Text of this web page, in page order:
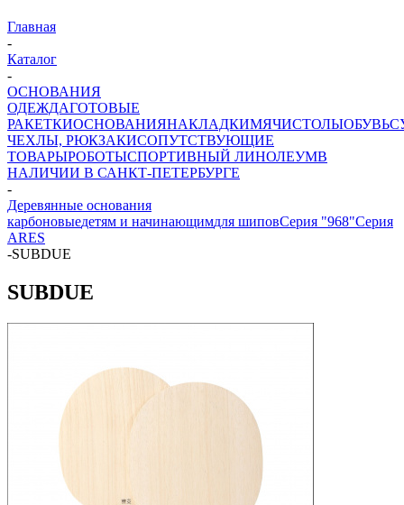
Главная
-
Каталог
-
ОСНОВАНИЯ
ОДЕЖДАГОТОВЫЕ
РАКЕТКИОСНОВАНИЯНАКЛАДКИМЯЧИСТОЛЫОБУВЬ
ЧЕХЛЫ, РЮКЗАКИСОПУТСТВУЮЩИЕ
ТОВАРЫРОБОТЫСПОРТИВНЫЙ ЛИНОЛЕУМВ
НАЛИЧИИ В САНКТ-ПЕТЕРБУРГЕ
-
Деревянные основания
карбоновыедетям и начинающимдля шиповСерия "968"Серия
ARES
-SUBDUE
SUBDUE